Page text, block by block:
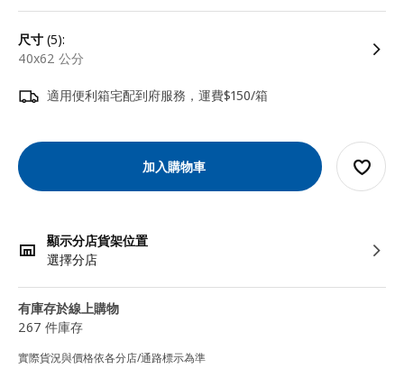
尺寸 (5):
40x62 公分
適用便利箱宅配到府服務，運費$150/箱
加入購物車
顯示分店貨架位置
選擇分店
有庫存於線上購物
267 件庫存
實際貨況與價格依各分店/通路標示為準